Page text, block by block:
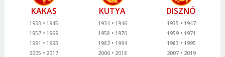
KAKAS
1933
1945
1957
1969
1981
1993
2005
2017
KUTYA
1934
1946
1958
1970
1982
1994
2006
2018
DISZNÓ
1935
1947
1959
1971
1983
1995
2007
2019